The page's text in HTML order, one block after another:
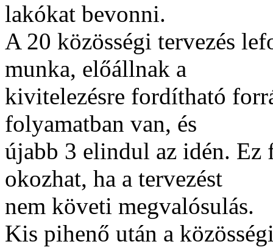
lakókat bevonni.
A 20 közösségi tervezés
munka, előállnak a
kivitelezésre fordítható
folyamatban van, és
újabb 3 elindul az idén. Ez
okozhat, ha a tervezést
nem követi megvalósulás.
Kis pihenő után a